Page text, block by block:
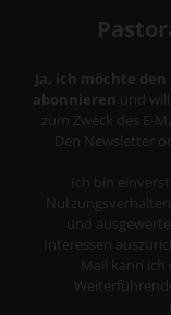
Ja, ich möchte
abonnieren und
zum Zweck des E-
Den Newsletter
Ich bin
und
Interessen
Mail kann ich